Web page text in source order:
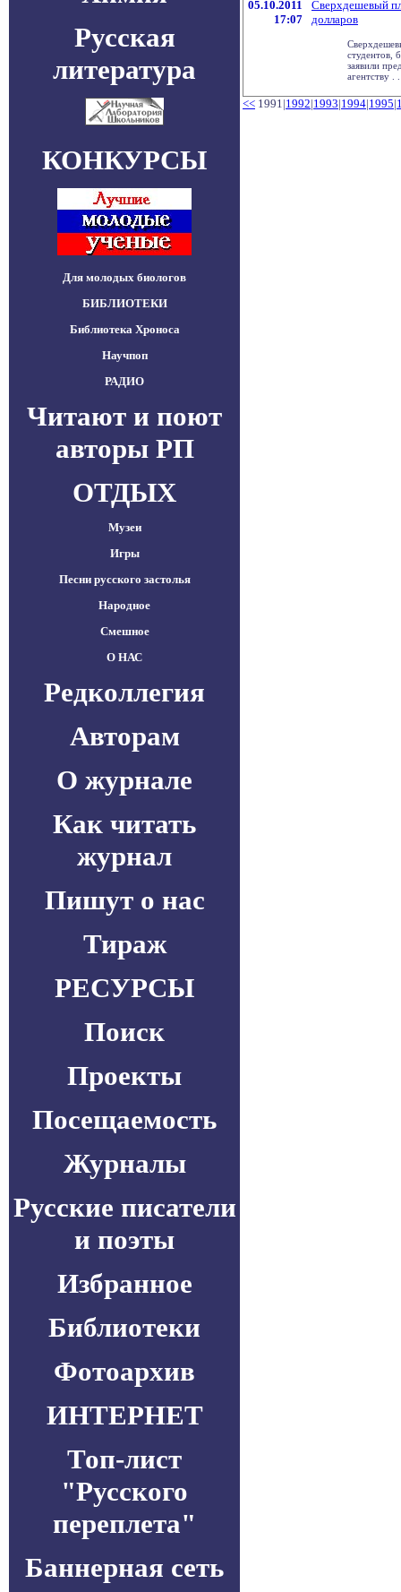
Русская
литература
КОНКУРСЫ
Для молодых биологов
БИБЛИОТЕКИ
Библиотека Хроноса
Научпоп
РАДИО
Читают и поют
авторы РП
ОТДЫХ
Музеи
Игры
Песни русского застолья
Народное
Смешное
О НАС
Редколлегия
Авторам
О журнале
Как читать
журнал
Пишут о нас
Тираж
РЕСУРСЫ
Поиск
Проекты
Посещаемость
Журналы
Русские писатели
и поэты
Избранное
Библиотеки
Фотоархив
ИНТЕРНЕТ
Топ-лист
"Русского
переплета"
Баннерная сеть
05.10.2011
17:07
Сверхдешевый
долларов
студентов,
заявили
агентству .
<< 1991|1992|1993|1994|1995|